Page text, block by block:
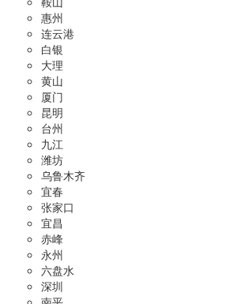
惠州
连云港
白银
大理
黄山
厦门
昆明
台州
九江
潍坊
乌鲁木齐
宜春
张家口
宜昌
赤峰
永州
六盘水
深圳